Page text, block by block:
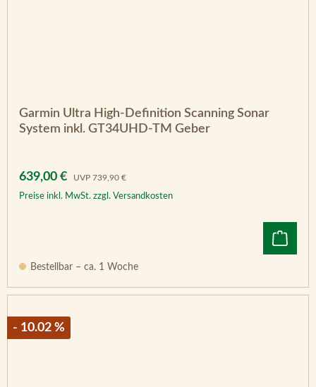
Garmin Ultra High-Definition Scanning Sonar
System inkl. GT34UHD-TM Geber
Verkaufspreis:
639,00 € UVP Regulärer Preis:
739,90 €
Preise inkl. MwSt. zzgl. Versandkosten
Bestellbar – ca. 1 Woche
- 10.02 %